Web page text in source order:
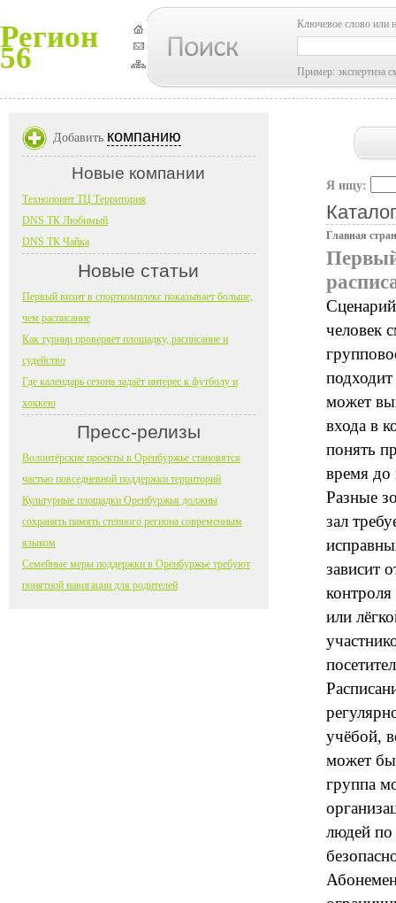
Регион
56
Ключевое слово или
Пример: экспертиза
Я ищу:
Главная
человек
может
входа в
понять
время до
Разные
зал
зависит
или
учёбой,
может
группа
людей по
Добавить компанию
Новые компании
Технопоинт ТЦ Территория
DNS ТК Любимый
DNS ТК Чайка
Новые статьи
Первый визит в спорткомплекс показывает больше,
чем расписание
Как турнир проверяет площадку, расписание и
судейство
Где календарь сезона задаёт интерес к футболу и
хоккею
Пресс-релизы
Волонтёрские проекты в Оренбуржье становятся
частью повседневной поддержки территорий
Культурные площадки Оренбуржья должны
сохранять память степного региона современным
языком
Семейные меры поддержки в Оренбуржье требуют
понятной навигации для родителей